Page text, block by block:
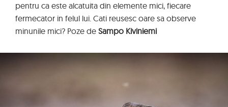
pentru ca este alcatuita din elemente mici, fiecare
fermecator in felul lui. Cati reusesc oare sa observe
minunile mici? Poze de Sampo Kiviniemi